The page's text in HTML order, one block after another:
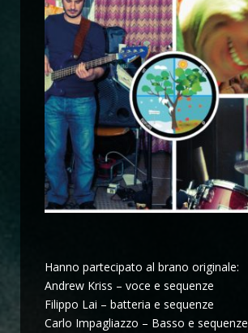
Hanno partecipato al brano originale:
Andrew Kriss – voce e sequenze
Filippo Lai – batteria e sequenze
Carlo Impagliazzo – Basso e sequenze